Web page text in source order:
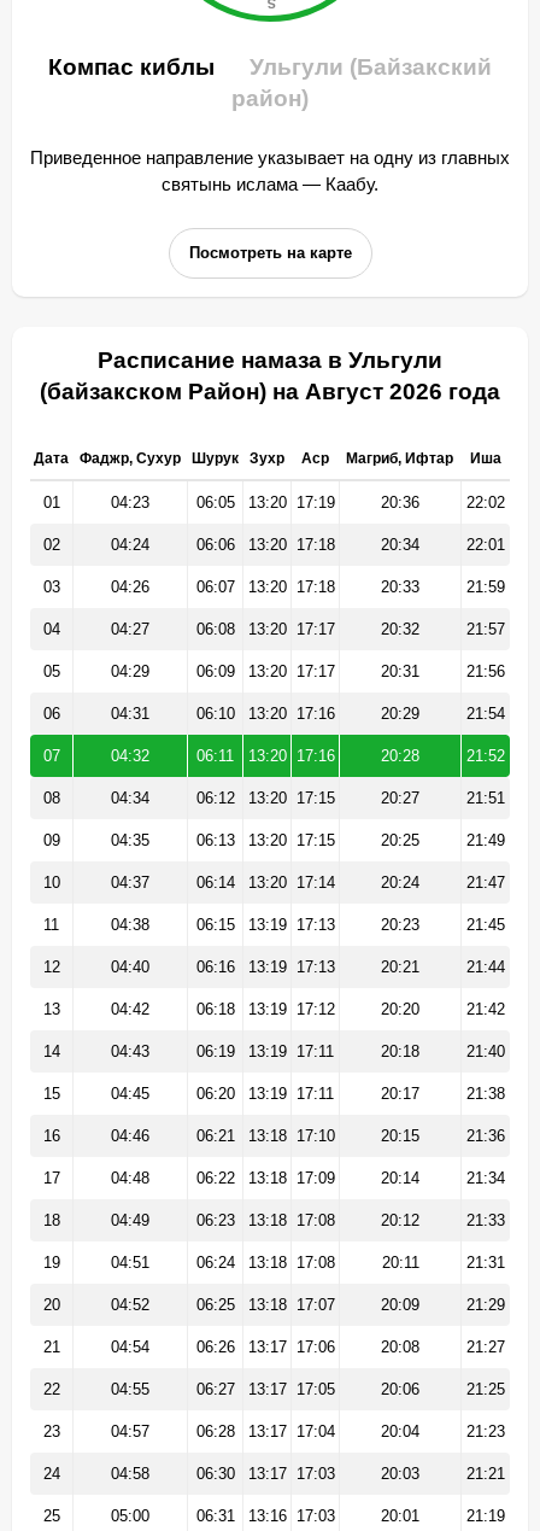
Компас киблы
Ульгули (Байзакский
район)
Приведенное направление указывает на одну из главных
святынь ислама — Каабу.
Посмотреть на карте
Расписание намаза в Ульгули
(байзакском Район) на Август 2026 года
Дата Фаджр, Сухур Шурук Зухр Аср Магриб, Ифтар Иша
01 04:23 06:05 13:20 17:19 20:36 22:02
02 04:24 06:06 13:20 17:18 20:34 22:01
03 04:26 06:07 13:20 17:18 20:33 21:59
04 04:27 06:08 13:20 17:17 20:32 21:57
05 04:29 06:09 13:20 17:17 20:31 21:56
06 04:31 06:10 13:20 17:16 20:29 21:54
07 04:32 06:11 13:20 17:16 20:28 21:52
08 04:34 06:12 13:20 17:15 20:27 21:51
09 04:35 06:13 13:20 17:15 20:25 21:49
10 04:37 06:14 13:20 17:14 20:24 21:47
11 04:38 06:15 13:19 17:13 20:23 21:45
12 04:40 06:16 13:19 17:13 20:21 21:44
13 04:42 06:18 13:19 17:12 20:20 21:42
14 04:43 06:19 13:19 17:11 20:18 21:40
15 04:45 06:20 13:19 17:11 20:17 21:38
16 04:46 06:21 13:18 17:10 20:15 21:36
17 04:48 06:22 13:18 17:09 20:14 21:34
18 04:49 06:23 13:18 17:08 20:12 21:33
19 04:51 06:24 13:18 17:08 20:11 21:31
20 04:52 06:25 13:18 17:07 20:09 21:29
21 04:54 06:26 13:17 17:06 20:08 21:27
22 04:55 06:27 13:17 17:05 20:06 21:25
23 04:57 06:28 13:17 17:04 20:04 21:23
24 04:58 06:30 13:17 17:03 20:03 21:21
25 05:00 06:31 13:16 17:03 20:01 21:19